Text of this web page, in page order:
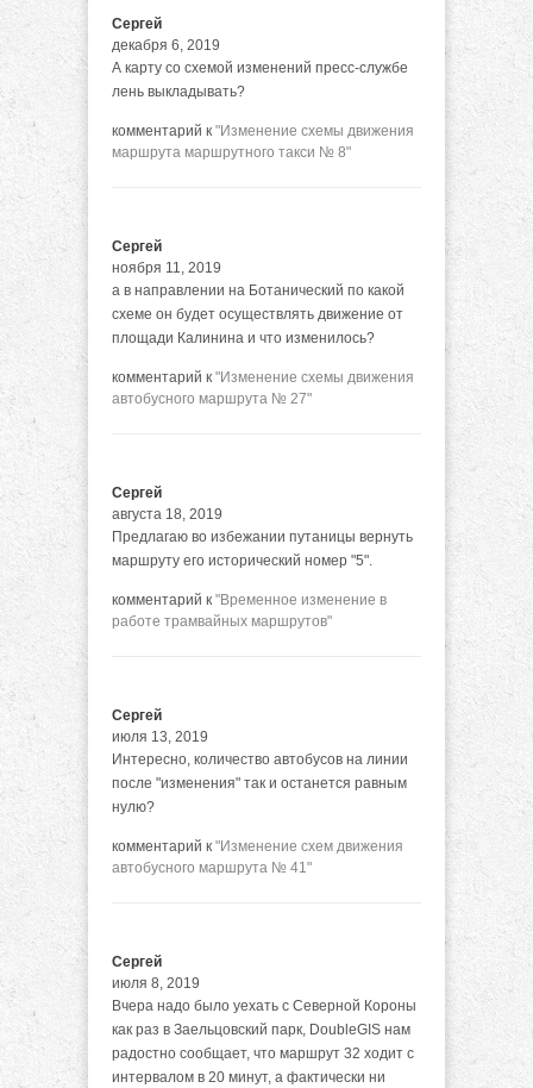
Сергей
декабря 6, 2019
А карту со схемой изменений пресс-службе
лень выкладывать?
комментарий к "Изменение схемы движения
маршрута маршрутного такси № 8"
Сергей
ноября 11, 2019
а в направлении на Ботанический по какой
схеме он будет осуществлять движение от
площади Калинина и что изменилось?
комментарий к "Изменение схемы движения
автобусного маршрута № 27"
Сергей
августа 18, 2019
Предлагаю во избежании путаницы вернуть
маршруту его исторический номер "5".
комментарий к "Временное изменение в
работе трамвайных маршрутов"
Сергей
июля 13, 2019
Интересно, количество автобусов на линии
после "изменения" так и останется равным
нулю?
комментарий к "Изменение схем движения
автобусного маршрута № 41"
Сергей
июля 8, 2019
Вчера надо было уехать с Северной Короны
как раз в Заельцовский парк, DoubleGIS нам
радостно сообщает, что маршрут 32 ходит с
интервалом в 20 минут, а фактически ни